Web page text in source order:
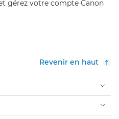
gérez votre compte Canon
Revenir en haut